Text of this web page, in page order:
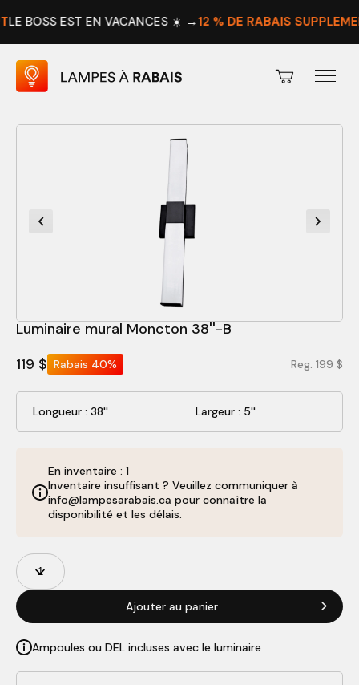
EST EN VACANCES ☀️ →12 % DE RABAIS SUPPLÉMENTAIRE
Luminaire mural Moncton 38''-B
119 $ Rabais 40% Reg. 199 $
Longueur : 38'' Largeur : 5''
En inventaire : 1
Inventaire insuffisant ? Veuillez communiquer à
info@lampesarabais.ca pour connaître la
disponibilité et les délais.
Champs
de
produits
Quantité
Ajouter au panier
Ampoules ou DEL incluses avec le luminaire